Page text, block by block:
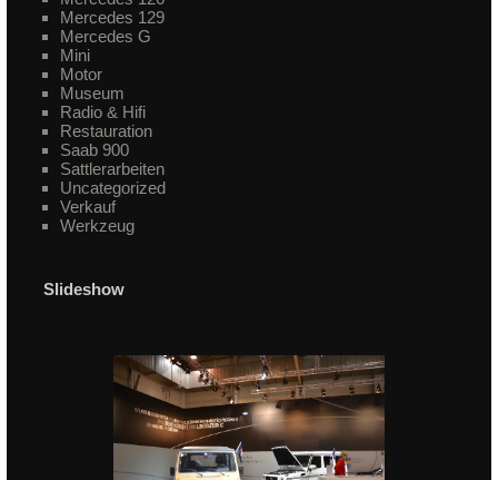
Mercedes 129
Mercedes G
Mini
Motor
Museum
Radio & Hifi
Restauration
Saab 900
Sattlerarbeiten
Uncategorized
Verkauf
Werkzeug
Slideshow